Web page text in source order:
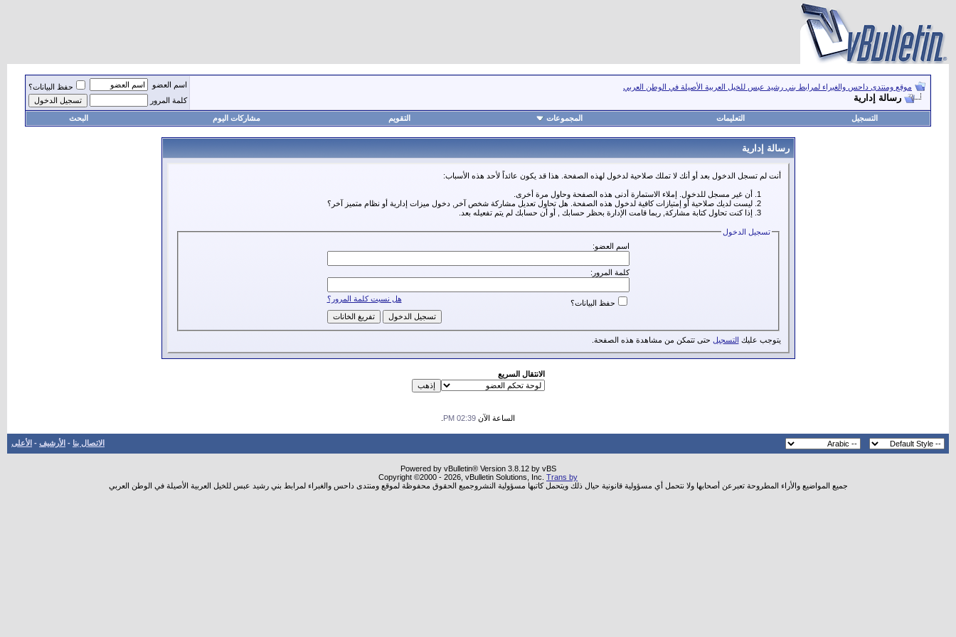
موقع ومنتدى داحس والغبراء لمرابط بني رشيد عبس للخيل العربية الأصيلة في الوطن العربي
رسالة إدارية
اسم العضو
حفظ البيانات؟
كلمة المرور
التسجيل التعليمات المجموعات التقويم مشاركات اليوم البحث
رسالة إدارية
أنت لم تسجل الدخول بعد أو أنك لا تملك صلاحية لدخول لهذه الصفحة. هذا قد يكون عائداً لأحد هذه الأسباب:
أن غير مسجل للدخول. إملاء الاستمارة أدنى هذه الصفحة وحاول مرة أخرى.
ليست لديك صلاحية أو إمتيازات كافية لدخول هذه الصفحة. هل تحاول تعديل مشاركة شخص آخر, دخول ميزات إدارية أو نظام متميز آخر؟
إذا كنت تحاول كتابة مشاركة, ربما قامت الإدارة بحظر حسابك , أو أن حسابك لم يتم تفعيله بعد.
تسجيل الدخول
اسم العضو:
كلمة المرور:
هل نسيت كلمة المرور؟ حفظ البيانات؟
يتوجب عليك التسجيل حتى تتمكن من مشاهدة هذه الصفحة.
الانتقال السريع
الساعة الآن 02:39 PM
الاتصال بنا - الأرشيف - الأعلى
Powered by vBulletin® Version 3.8.12 by vBS
Copyright ©2000 - 2026, vBulletin Solutions, Inc. Trans by
جميع المواضيع والأراء المطروحة تعبرعن أصحابها ولا نتحمل أي مسؤولية قانونية حيال ذلك ويتحمل كاتبها مسؤولية النشروجميع الحقوق محفوظة لموقع ومنتدى داحس والغبراء لمرابط بني رشيد عبس للخيل العربية الأصيلة في الوطن العربي